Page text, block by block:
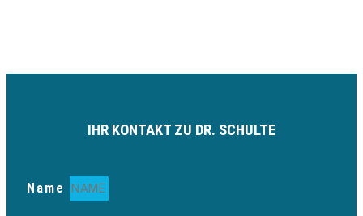
IHR KONTAKT ZU DR. SCHULTE
Name